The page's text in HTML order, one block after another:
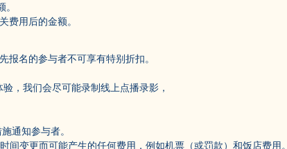
费用后的金额。
报名的参与者不可享有特别折扣。
，我们会尽可能录制线上点播录影，
通知参与者。
间变更而可能产生的任何费用，例如机票（或罚款）和饭店费用。